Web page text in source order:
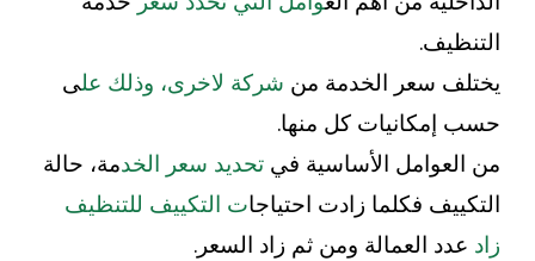
التنظيف.
يختلف سعر الخدمة من شركة لاخرى، وذلك على
حسب إمكانيات كل منها.
من العوامل الأساسية في تحديد سعر الخدمة، حالة
التكييف فكلما زادت احتياجات التكييف للتنظيف
زاد عدد العمالة ومن ثم زاد السعر.